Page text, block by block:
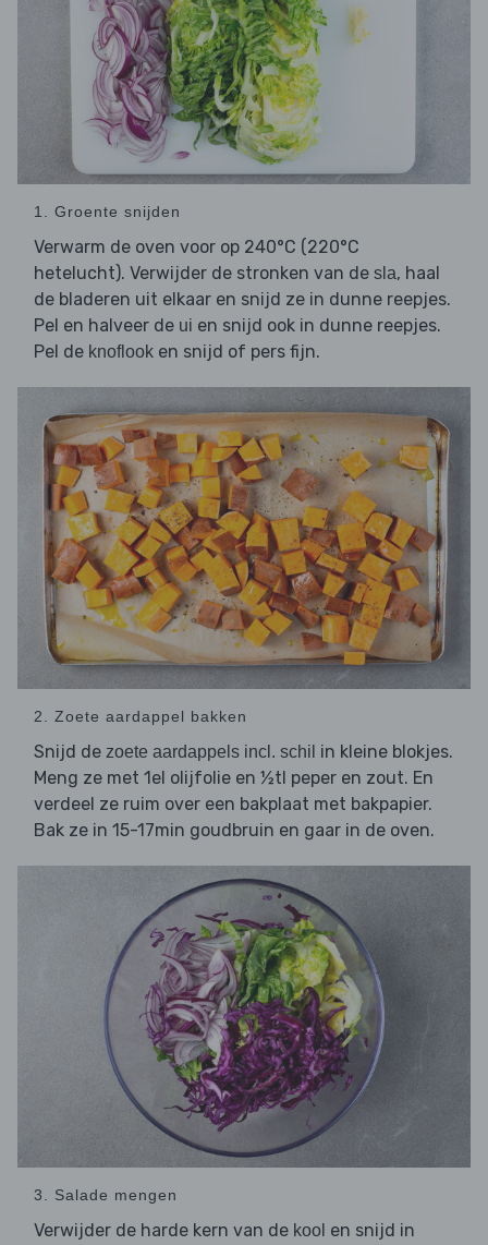
1. Groente snijden
Verwarm de oven voor op 240°C (220°C
hetelucht). Verwijder de stronken van de sla, haal
de bladeren uit elkaar en snijd ze in dunne reepjes.
Pel en halveer de ui en snijd ook in dunne reepjes.
Pel de knoflook en snijd of pers fijn.
2. Zoete aardappel bakken
Snijd de zoete aardappels incl. schil in kleine blokjes.
Meng ze met 1el olijfolie en ½tl peper en zout. En
verdeel ze ruim over een bakplaat met bakpapier.
Bak ze in 15-17min goudbruin en gaar in de oven.
3. Salade mengen
Verwijder de harde kern van de kool en snijd in